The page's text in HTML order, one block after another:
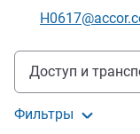
Контактный
Доступ и
Доступ и
Фильтры